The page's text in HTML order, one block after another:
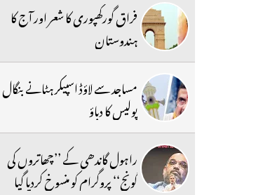
فراق گورکھپوری کا شعر اور آج کا
ہندوستان
مساجد سے لاؤڈ اسپیکر ہٹانے بنگال
پولیس کا دباؤ
راہول گاندھی کے ’’چھاتروں کی
گونج‘‘ پروگرام کو منسوخ کردیا گیا